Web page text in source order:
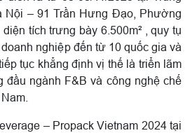
Nội – 91 Trần Hưng Đạo, Phường
tích trưng bày 6.500m² , quy tụ
nghiệp đến từ 10 quốc gia và
tục khẳng định vị thế là triển lãm
đầu ngành F&B và công nghệ chế
– Propack Vietnam 2024 tại